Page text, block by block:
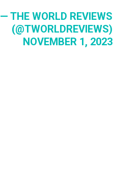
— THE WORLD REVIEWS
(@TWORLDREVIEWS)
NOVEMBER 1, 2023